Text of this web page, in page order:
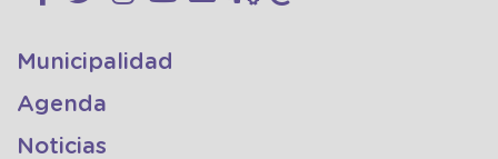
Municipalidad
Agenda
Noticias